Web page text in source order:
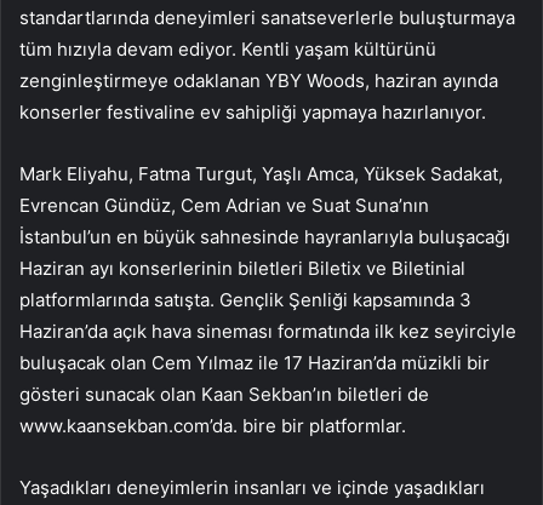
standartlarında deneyimleri sanatseverlerle buluşturmaya
tüm hızıyla devam ediyor. Kentli yaşam kültürünü
zenginleştirmeye odaklanan YBY Woods, haziran ayında
konserler festivaline ev sahipliği yapmaya hazırlanıyor.
Mark Eliyahu, Fatma Turgut, Yaşlı Amca, Yüksek Sadakat,
Evrencan Gündüz, Cem Adrian ve Suat Suna’nın
İstanbul’un en büyük sahnesinde hayranlarıyla buluşacağı
Haziran ayı konserlerinin biletleri Biletix ve Biletinial
platformlarında satışta. Gençlik Şenliği kapsamında 3
Haziran’da açık hava sineması formatında ilk kez seyirciyle
buluşacak olan Cem Yılmaz ile 17 Haziran’da müzikli bir
gösteri sunacak olan Kaan Sekban’ın biletleri de
www.kaansekban.com’da. bire bir platformlar.
Yaşadıkları deneyimlerin insanları ve içinde yaşadıkları